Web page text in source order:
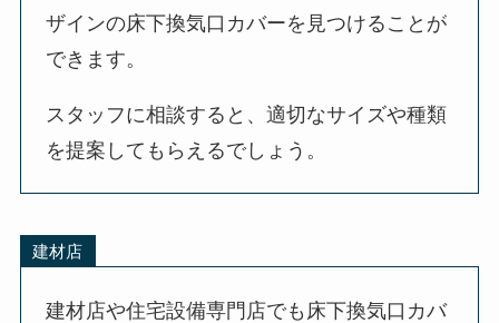
ザインの床下換気口カバーを見つけることが
できます。
スタッフに相談すると、適切なサイズや種類
を提案してもらえるでしょう。
建材店
建材店や住宅設備専門店でも床下換気口カバ